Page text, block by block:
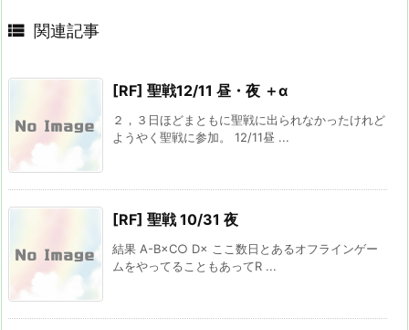
 関連記事
[RF] 聖戦12/11 昼・夜 ＋α
２，３日ほどまともに聖戦に出られなかったけれど
ようやく聖戦に参加。 12/11昼 ...
[RF] 聖戦 10/31 夜
結果 A-B×C○ D× ここ数日とあるオフラインゲー
ムをやってることもあってR ...